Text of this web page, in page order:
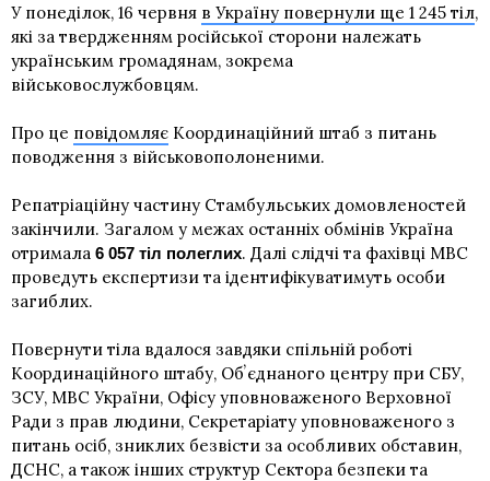
У понеділок, 16 червня в Україну повернули ще 1 245 тіл,
які за твердженням російської сторони належать
українським громадянам, зокрема
військовослужбовцям.
Про це повідомляє Координаційний штаб з питань
поводження з військовополоненими.
Репатріаційну частину Стамбульських домовленостей
закінчили. Загалом у межах останніх обмінів Україна
отримала 6 057 тіл полеглих. Далі слідчі та фахівці МВС
проведуть експертизи та ідентифікуватимуть особи
загиблих.
Повернути тіла вдалося завдяки спільній роботі
Координаційного штабу, Обʼєднаного центру при СБУ,
ЗСУ, МВС України, Офісу уповноваженого Верховної
Ради з прав людини, Секретаріату уповноваженого з
питань осіб, зниклих безвісти за особливих обставин,
ДСНС, а також інших структур Сектора безпеки та